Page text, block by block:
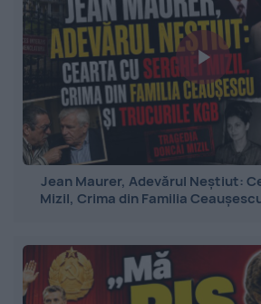
Jean Maurer, Adevărul Neștiut:
Mizil, Crima din Familia